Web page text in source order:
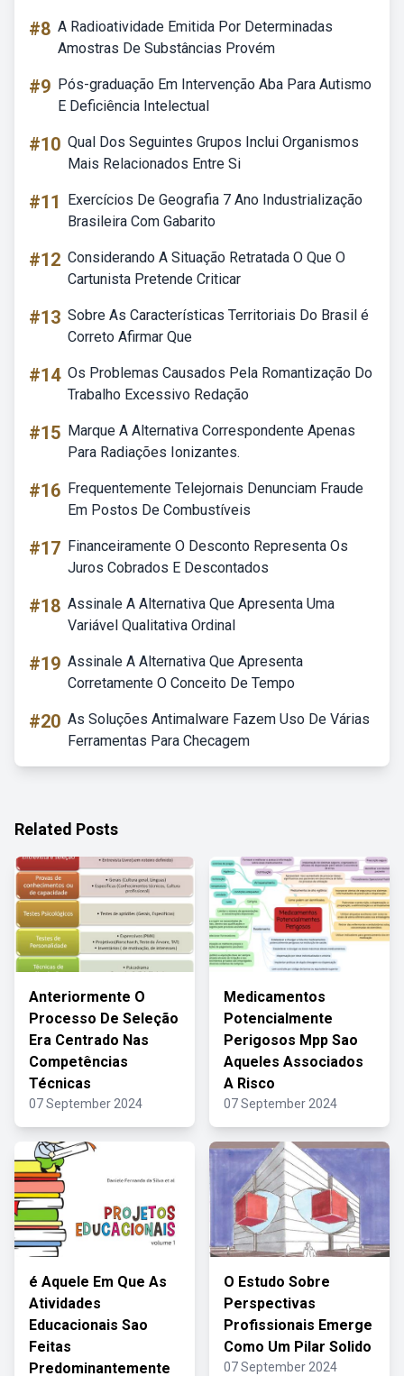
#8 A Radioatividade Emitida Por Determinadas
Amostras De Substâncias Provém
#9 Pós-graduação Em Intervenção Aba Para Autismo
E Deficiência Intelectual
#10 Qual Dos Seguintes Grupos Inclui Organismos
Mais Relacionados Entre Si
#11
Exercícios De Geografia 7 Ano Industrialização
Brasileira Com Gabarito
#12 Considerando A Situação Retratada O Que O
Cartunista Pretende Criticar
#13 Sobre As Características Territoriais Do Brasil é
Correto Afirmar Que
#14 Os Problemas Causados Pela Romantização Do
Trabalho Excessivo Redação
#15 Marque A Alternativa Correspondente Apenas
Para Radiações Ionizantes.
#16 Frequentemente Telejornais Denunciam Fraude
Em Postos De Combustíveis
#17 Financeiramente O Desconto Representa Os
Juros Cobrados E Descontados
#18 Assinale A Alternativa Que Apresenta Uma
Variável Qualitativa Ordinal
#19 Assinale A Alternativa Que Apresenta
Corretamente O Conceito De Tempo
#20 As Soluções Antimalware Fazem Uso De Várias
Ferramentas Para Checagem
Related Posts
Anteriormente O
Processo De Seleção
Era Centrado Nas
Competências
Técnicas
07 September 2024
Medicamentos
Potencialmente
Perigosos Mpp Sao
Aqueles Associados
A Risco
07 September 2024
é Aquele Em Que As
Atividades
Educacionais Sao
Feitas
Predominantemente
O Estudo Sobre
Perspectivas
Profissionais Emerge
Como Um Pilar Solido
07 September 2024